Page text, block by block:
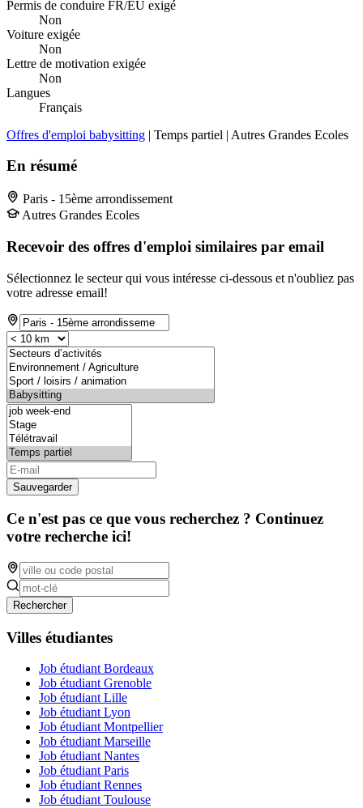
Permis de conduire FR/EU exigé
Non
Voiture exigée
Non
Lettre de motivation exigée
Non
Langues
Français
Offres d'emploi babysitting | Temps partiel | Autres Grandes Ecoles
En résumé
Paris - 15ème arrondissement
Autres Grandes Ecoles
Recevoir des offres d'emploi similaires par email
Sélectionnez le secteur qui vous intéresse ci-dessous et n'oubliez pas
votre adresse email!
Sauvegarder
Ce n'est pas ce que vous recherchez ? Continuez
votre recherche ici!
Rechercher
Villes étudiantes
Job étudiant Bordeaux
Job étudiant Grenoble
Job étudiant Lille
Job étudiant Lyon
Job étudiant Montpellier
Job étudiant Marseille
Job étudiant Nantes
Job étudiant Paris
Job étudiant Rennes
Job étudiant Toulouse